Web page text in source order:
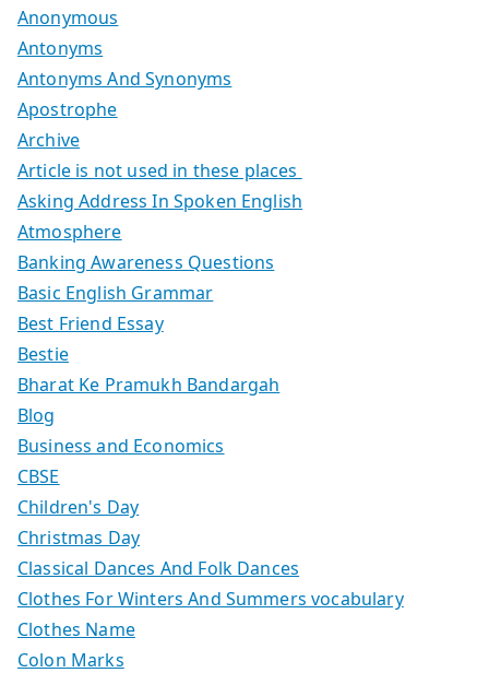
Anonymous
Antonyms
Antonyms And Synonyms
Apostrophe
Archive
Article is not used in these places
Asking Address In Spoken English
Atmosphere
Banking Awareness Questions
Basic English Grammar
Best Friend Essay
Bestie
Bharat Ke Pramukh Bandargah
Blog
Business and Economics
CBSE
Children's Day
Christmas Day
Classical Dances And Folk Dances
Clothes For Winters And Summers vocabulary
Clothes Name
Colon Marks